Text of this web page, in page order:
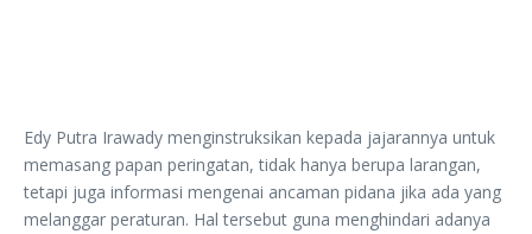
Edy Putra Irawady menginstruksikan kepada jajarannya untuk
memasang papan peringatan, tidak hanya berupa larangan,
tetapi juga informasi mengenai ancaman pidana jika ada yang
melanggar peraturan. Hal tersebut guna menghindari adanya